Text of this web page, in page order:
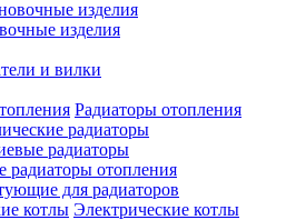
изделия
и вилки
Радиаторы отопления
радиаторы
радиаторы
радиаторы отопления
для радиаторов
Электрические котлы